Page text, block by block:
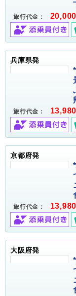
旅行代金：
兵庫県発
旅行代金：
京都府発
旅行代金：
大阪府発